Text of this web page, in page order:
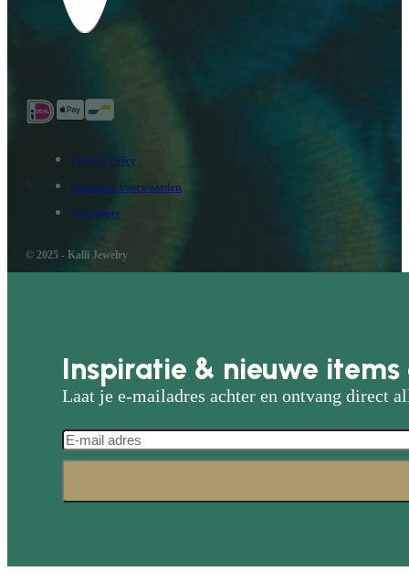
Privacy Policy
Algemene voorwaarden
Disclaimer
© 2025 - Kalli Jewelry
Inspiratie & nieuwe
Laat je e-mailadres achter en ontvang direct